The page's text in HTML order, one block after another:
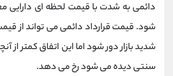
دائمی به شدت با قیمت لحظه ای دارایی
شود. قیمت قرارداد دائمی می تواند از
شدید بازار دور شود اما این اتفاق کمتر از
سنتی دیده می شود رخ می دهد.